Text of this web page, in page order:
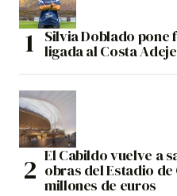
Silvia Doblado
ligada al Costa
El Cabildo vuelve a
obras del Estadio
millones de euros